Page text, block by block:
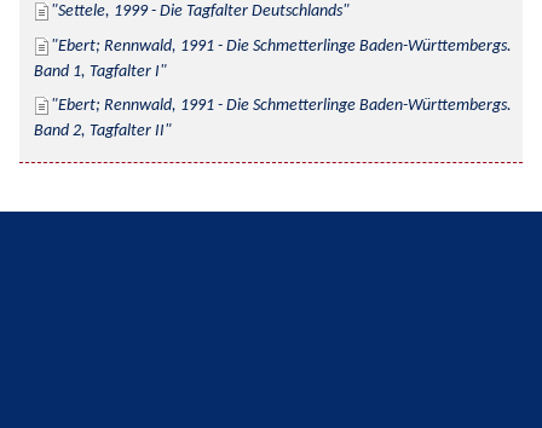
Settele, 1999 - Die Tagfalter Deutschlands
Ebert; Rennwald, 1991 - Die Schmetterlinge Baden-Württembergs.
Band 1, Tagfalter I
Ebert; Rennwald, 1991 - Die Schmetterlinge Baden-Württembergs.
Band 2, Tagfalter II